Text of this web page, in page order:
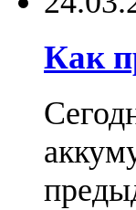
Как